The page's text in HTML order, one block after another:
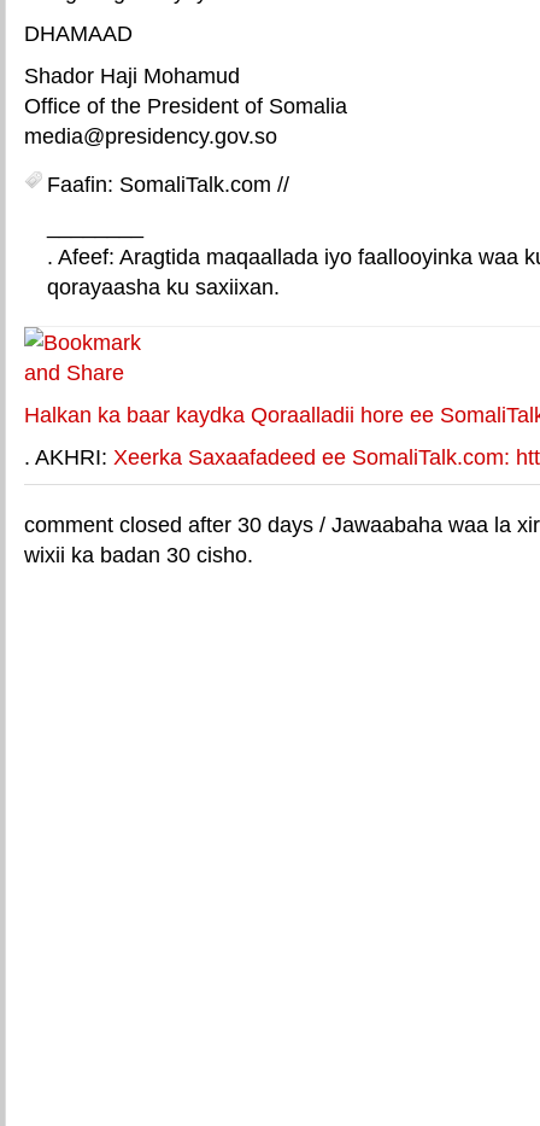
DHAMAAD
Shador Haji Mohamud
Office of the President of Somalia
media@presidency.gov.so
Faafin: SomaliTalk.com //
. Afeef: Aragtida maqaallada iyo faallooyinka waa
qorayaasha ku saxiixan.
Halkan ka baar kaydka Qoraalladii hore ee
. AKHRI: Xeerka Saxaafadeed ee SomaliTalk.com:
comment closed after 30 days / Jawaabaha waa la
wixii ka badan 30 cisho.